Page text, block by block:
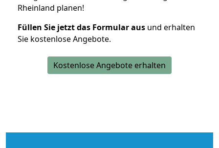
Rheinland planen!
Füllen Sie jetzt das Formular aus und erhalten
Sie kostenlose Angebote.
Kostenlose Angebote erhalten